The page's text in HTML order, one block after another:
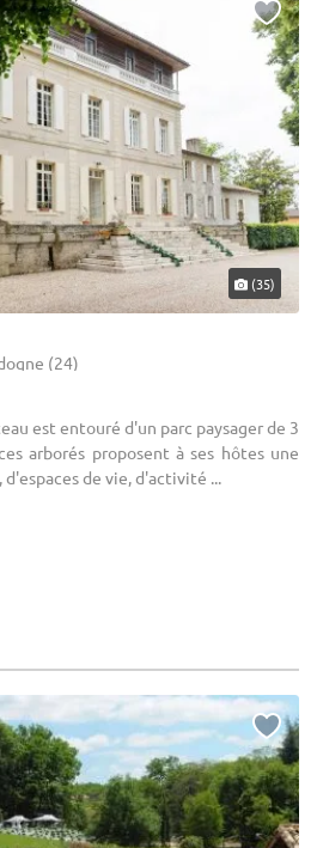
(35)
(24)
est entouré d'un parc paysager de 3
arborés proposent à ses hôtes une
de vie, d'activité ...